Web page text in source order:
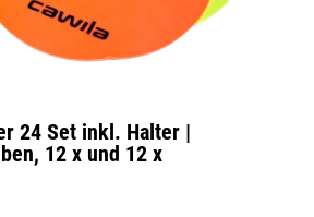
24 Set inkl. Halter |
12 x und 12 x